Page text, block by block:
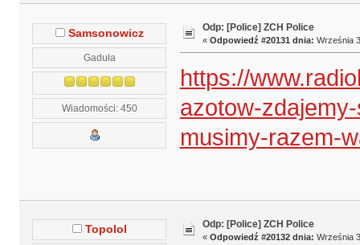
Samsonowicz
Gaduła
Wiadomości: 450
Odp: [Police] ZCH Police
« Odpowiedź #20131 dnia: Września
https://
azotow-
musimy-razem-
Topolol Odp: [Police] ZCH Police
« Odpowiedź #20132 dnia: Września